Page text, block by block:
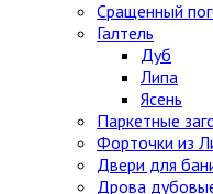
Сращенный
Галтель
Дуб
Липа
Ясень
Паркетные
Форточки из
Двери для
Дрова